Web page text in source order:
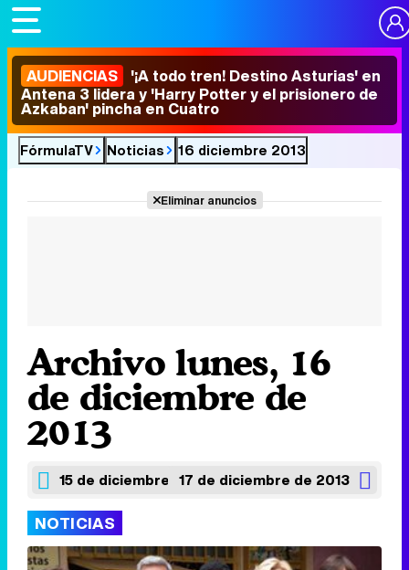
AUDIENCIAS '¡A todo tren! Destino Asturias' en
Antena 3 lidera y 'Harry Potter y el prisionero de
Azkaban' pincha en Cuatro
FórmulaTV Noticias 16 diciembre 2013
Eliminar anuncios
Archivo lunes, 16
de diciembre de
2013
15 de diciembre de 201317 de diciembre de 2013
NOTICIAS